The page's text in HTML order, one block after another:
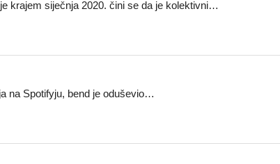
krajem siječnja 2020. čini se da je kolektivni…
na Spotifyju, bend je oduševio…